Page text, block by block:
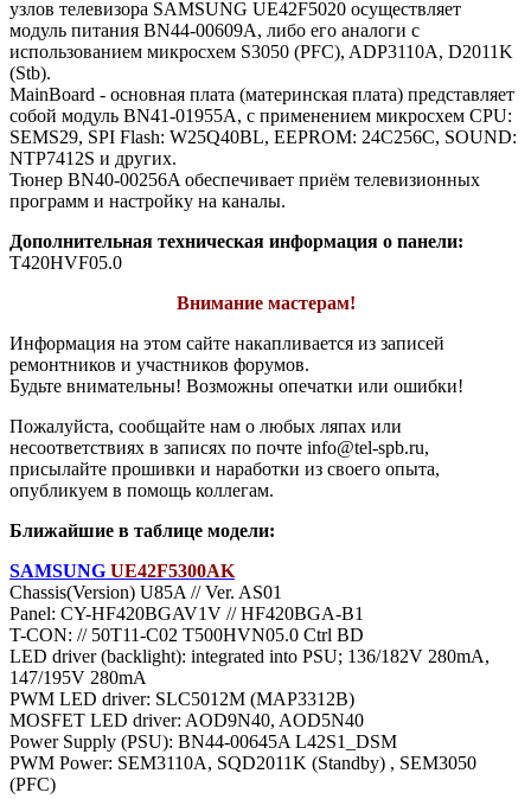
узлов телевизора SAMSUNG UE42F5020 осуществляет
модуль питания BN44-00609A, либо его аналоги c
использованием микросхем S3050 (PFC), ADP3110A, D2011K
(Stb).
MainBoard - основная плата (материнская плата) представляет
собой модуль BN41-01955A, с применением микросхем CPU:
SEMS29, SPI Flash: W25Q40BL, EEPROM: 24C256C, SOUND:
NTP7412S и других.
Тюнер BN40-00256A обеспечивает приём телевизионных
программ и настройку на каналы.
Дополнительная техническая информация о панели:
T420HVF05.0
Внимание мастерам!
Информация на этом сайте накапливается из записей
ремонтников и участников форумов.
Будьте внимательны! Возможны опечатки или ошибки!
Пожалуйста, сообщайте нам о любых ляпах или
несоответствиях в записях по почте info@tel-spb.ru,
присылайте прошивки и наработки из своего опыта,
опубликуем в помощь коллегам.
Ближайшие в таблице модели:
SAMSUNG UE42F5300AK
Chassis(Version) U85A // Ver. AS01
Panel: CY-HF420BGAV1V // HF420BGA-B1
T-CON: // 50T11-C02 T500HVN05.0 Ctrl BD
LED driver (backlight): integrated into PSU; 136/182V 280mA,
147/195V 280mA
PWM LED driver: SLC5012M (MAP3312B)
MOSFET LED driver: AOD9N40, AOD5N40
Power Supply (PSU): BN44-00645A L42S1_DSM
PWM Power: SEM3110A, SQD2011K (Standby) , SEM3050
(PFC)